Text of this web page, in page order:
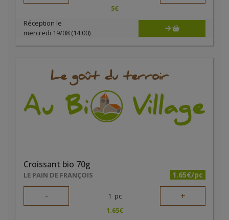
5€
Réception le
mercredi 19/08 (14:00)
Croissant bio 70g
LE PAIN DE FRANÇOIS 1.65€/pc
- 1 pc +
1.65€